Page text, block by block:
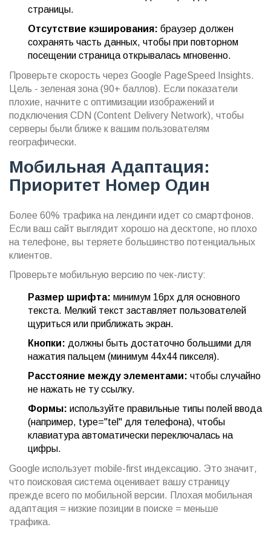
страницы.
Отсутствие кэширования: браузер должен
сохранять часть данных, чтобы при повторном
посещении страница открывалась мгновенно.
Проверьте скорость через Google PageSpeed Insights.
Цель - зеленая зона (90+ баллов). Если показатели
плохие, начните с оптимизации изображений и
подключения CDN (Content Delivery Network), чтобы
серверы были ближе к вашим пользователям
географически.
Мобильная Адаптация:
Приоритет Номер Один
Более 60% трафика на лендинги идет со смартфонов.
Если ваш сайт выглядит хорошо на десктопе, но плохо
на телефоне, вы теряете большинство потенциальных
клиентов.
Проверьте мобильную версию по чек-листу:
Размер шрифта: минимум 16px для основного
текста. Мелкий текст заставляет пользователей
щуриться или приближать экран.
Кнопки: должны быть достаточно большими для
нажатия пальцем (минимум 44x44 пикселя).
Расстояние между элементами: чтобы случайно
не нажать не ту ссылку.
Формы: используйте правильные типы полей ввода
(например, type="tel" для телефона), чтобы
клавиатура автоматически переключалась на
цифры.
Google использует mobile-first индексацию. Это значит,
что поисковая система оценивает вашу страницу
прежде всего по мобильной версии. Плохая мобильная
адаптация = низкие позиции в поиске = меньше
трафика.